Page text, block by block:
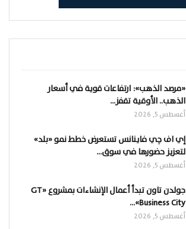
«مرصد الذهب»: ارتفاعات قوية في أسعار
الذهب.. الأوقية تقفز…
أغسطس 5, 2026
إي اف چي فاينانس تستعرض خطط نمو «بلد»
لتعزيز حضورها في سوق…
أغسطس 5, 2026
جولدن تاون تبدأ أعمال الإنشاءات بمشروع «GT
Business City»…
أغسطس 5, 2026